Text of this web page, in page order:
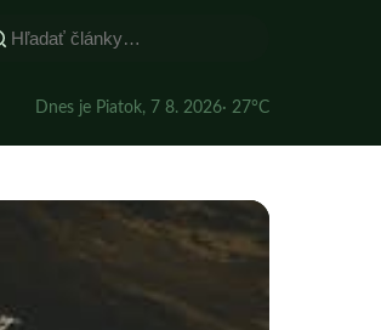
Dnes je Piatok, 7 8. 2026· 27°C